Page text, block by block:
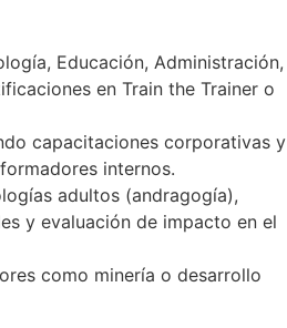
Educación, Administración,
en Train the Trainer o
capacitaciones corporativas y
internos.
adultos (andragogía),
y evaluación de impacto en el
como minería o desarrollo